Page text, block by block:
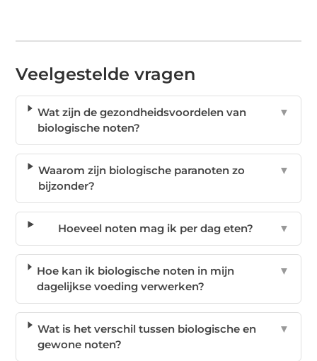
Veelgestelde vragen
Wat zijn de gezondheidsvoordelen van
biologische noten?
▼
Waarom zijn biologische paranoten zo
bijzonder?
▼
Hoeveel noten mag ik per dag eten? ▼
Hoe kan ik biologische noten in mijn
dagelijkse voeding verwerken?
▼
Wat is het verschil tussen biologische en
gewone noten?
▼